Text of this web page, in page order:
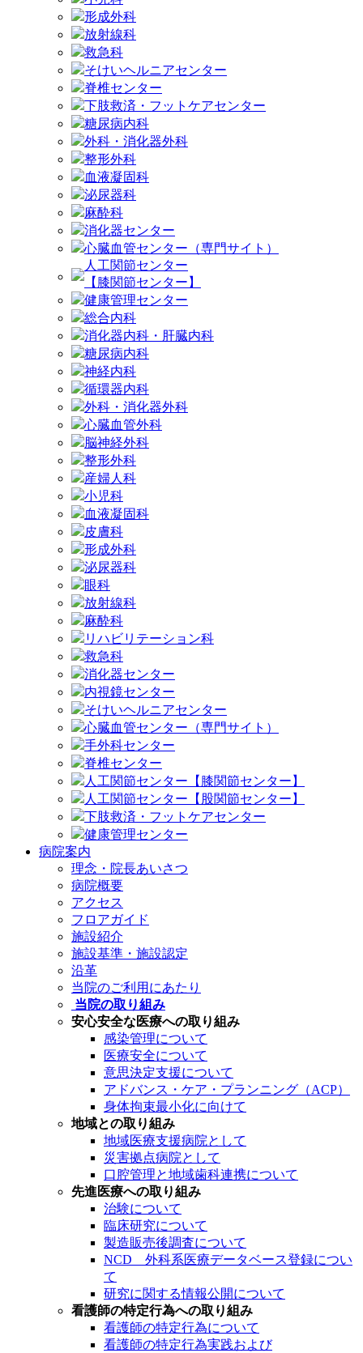
形成外科
放射線科
救急科
そけいヘルニアセンター
脊椎センター
下肢救済・フットケアセンター
糖尿病内科
外科・消化器外科
整形外科
血液凝固科
泌尿器科
麻酔科
消化器センター
心臓血管センター（専門サイト）
人工関節センター
【膝関節センター】
健康管理センター
総合内科
消化器内科・肝臓内科
糖尿病内科
神経内科
循環器内科
外科・消化器外科
心臓血管外科
脳神経外科
整形外科
産婦人科
小児科
血液凝固科
皮膚科
形成外科
泌尿器科
眼科
放射線科
麻酔科
リハビリテーション科
救急科
消化器センター
内視鏡センター
そけいヘルニアセンター
心臓血管センター（専門サイト）
手外科センター
脊椎センター
人工関節センター【膝関節センター】
人工関節センター【股関節センター】
下肢救済・フットケアセンター
健康管理センター
病院案内
理念・院長あいさつ
病院概要
アクセス
フロアガイド
施設紹介
施設基準・施設認定
沿革
当院のご利用にあたり
当院の取り組み
安心安全な医療への取り組み
感染管理について
医療安全について
意思決定支援について
アドバンス・ケア・プランニング（ACP）
身体拘束最小化に向けて
地域との取り組み
地域医療支援病院として
災害拠点病院として
口腔管理と地域歯科連携について
先進医療への取り組み
治験について
臨床研究について
製造販売後調査について
NCD 外科系医療データベース登録につい
て
研究に関する情報公開について
看護師の特定行為への取り組み
看護師の特定行為について
看護師の特定行為実践および